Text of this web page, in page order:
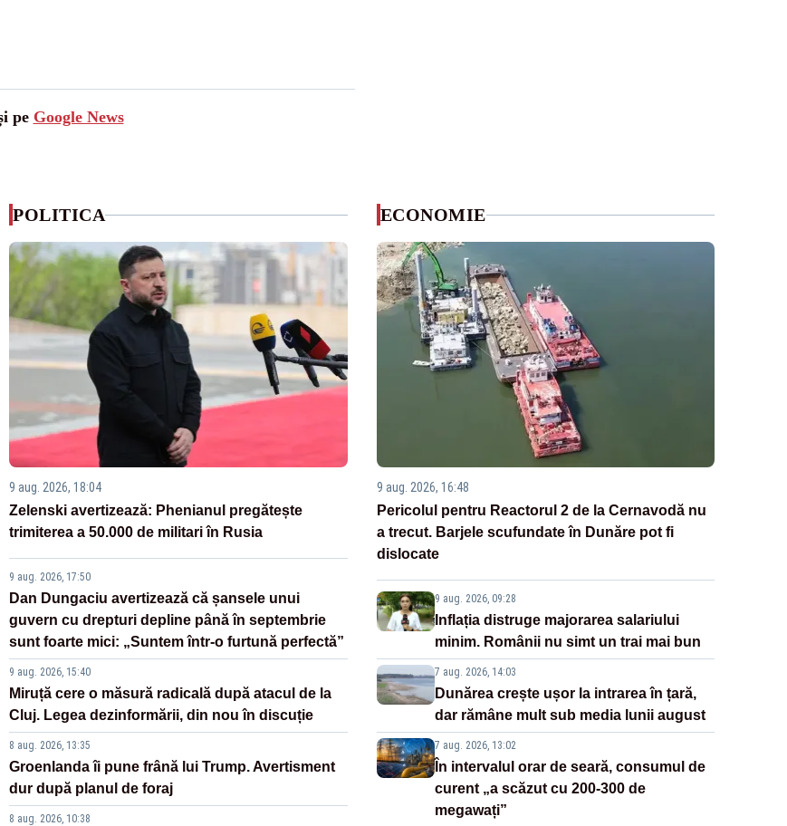
pe Google News
POLITICA
9 aug. 2026, 18:04
Zelenski avertizează: Phenianul pregătește
trimiterea a 50.000 de militari în Rusia
9 aug. 2026, 17:50
Dan Dungaciu avertizează că șansele unui
guvern cu drepturi depline până în septembrie
sunt foarte mici: „Suntem într-o furtună perfectă”
9 aug. 2026, 15:40
Miruță cere o măsură radicală după atacul de la
Cluj. Legea dezinformării, din nou în discuție
8 aug. 2026, 13:35
Groenlanda îi pune frână lui Trump. Avertisment
dur după planul de foraj
8 aug. 2026, 10:38
ECONOMIE
9 aug. 2026, 16:48
Pericolul pentru Reactorul 2 de la Cernavodă nu
a trecut. Barjele scufundate în Dunăre pot fi
dislocate
9 aug. 2026, 09:28
Inflația distruge majorarea salariului
minim. Românii nu simt un trai mai bun
7 aug. 2026, 14:03
Dunărea crește ușor la intrarea în țară,
dar rămâne mult sub media lunii august
7 aug. 2026, 13:02
În intervalul orar de seară, consumul de
curent „a scăzut cu 200-300 de
megawați”